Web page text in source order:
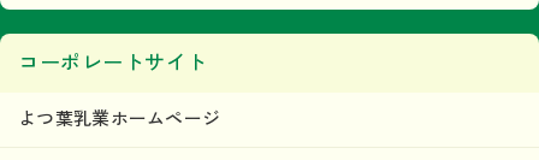
コーポレートサイト
よつ葉乳業ホームページ